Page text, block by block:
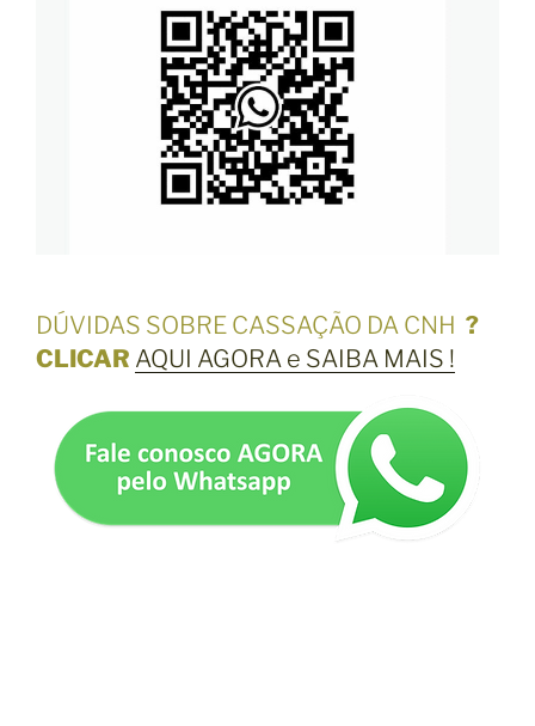
DÚVIDAS SOBRE CASSAÇÃO DA CNH ?
CLICAR AQUI AGORA e SAIBA MAIS !